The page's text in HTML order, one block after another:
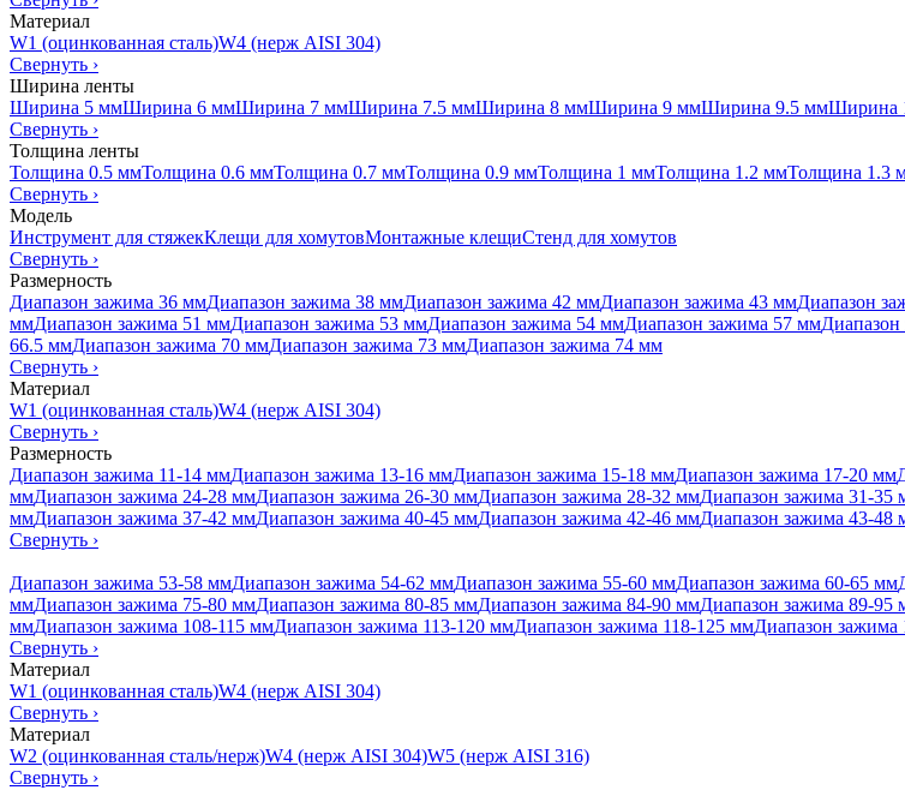
Материал
W1 (оцинкованная сталь)W4 (нерж AISI 304)
Свернуть ›
Ширина ленты
Ширина 5 ммШирина 6 ммШирина 7 ммШирина 7.5 ммШирина 8 ммШирина 9 ммШирина 9.5 ммШирина
Свернуть ›
Толщина ленты
Толщина 0.5 ммТолщина 0.6 ммТолщина 0.7 ммТолщина 0.9 ммТолщина 1 ммТолщина 1.2 ммТолщина 1.3
Свернуть ›
Модель
Инструмент для стяжекКлещи для хомутовМонтажные клещиСтенд для хомутов
Свернуть ›
Размерность
Диапазон зажима 36 ммДиапазон зажима 38 ммДиапазон зажима 42 ммДиапазон зажима 43 ммДиапазон
ммДиапазон зажима 51 ммДиапазон зажима 53 ммДиапазон зажима 54 ммДиапазон зажима 57 мм
66.5 ммДиапазон зажима 70 ммДиапазон зажима 73 ммДиапазон зажима 74 мм
Свернуть ›
Материал
W1 (оцинкованная сталь)W4 (нерж AISI 304)
Свернуть ›
Размерность
Диапазон зажима 11-14 ммДиапазон зажима 13-16 ммДиапазон зажима 15-18 ммДиапазон зажима 17-20 мм
ммДиапазон зажима 24-28 ммДиапазон зажима 26-30 ммДиапазон зажима 28-32 ммДиапазон зажима 31-35
ммДиапазон зажима 37-42 ммДиапазон зажима 40-45 ммДиапазон зажима 42-46 ммДиапазон зажима 43-48
Свернуть ›
Диапазон зажима 53-58 ммДиапазон зажима 54-62 ммДиапазон зажима 55-60 ммДиапазон зажима 60-65 мм
ммДиапазон зажима 75-80 ммДиапазон зажима 80-85 ммДиапазон зажима 84-90 ммДиапазон зажима 89-95
ммДиапазон зажима 108-115 ммДиапазон зажима 113-120 ммДиапазон зажима 118-125 ммДиапазон зажима
Свернуть ›
Материал
W1 (оцинкованная сталь)W4 (нерж AISI 304)
Свернуть ›
Материал
W2 (оцинкованная сталь/нерж)W4 (нерж AISI 304)W5 (нерж AISI 316)
Свернуть ›